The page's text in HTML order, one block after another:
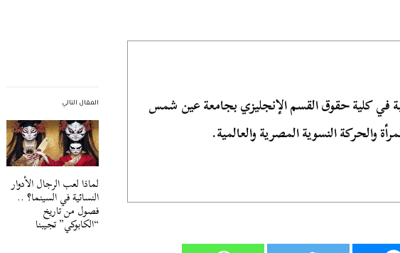
المقال التالي
لماذا لعب الرجال الأدوار
النسائية في السينما؟ ..
فصول من تاريخ
“الكابوكي” تجيبنا
في كلية حقوق القسم الإنجليزي بجامعة عين شمس
والحركة النسوية المصرية والعالمية.